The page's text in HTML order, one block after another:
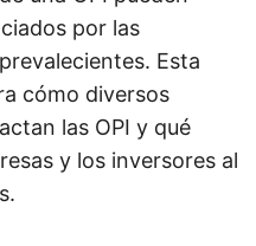
por las
Esta
cómo diversos
las OPI y qué
y los inversores al